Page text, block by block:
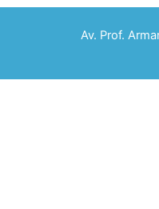
Av. Prof.